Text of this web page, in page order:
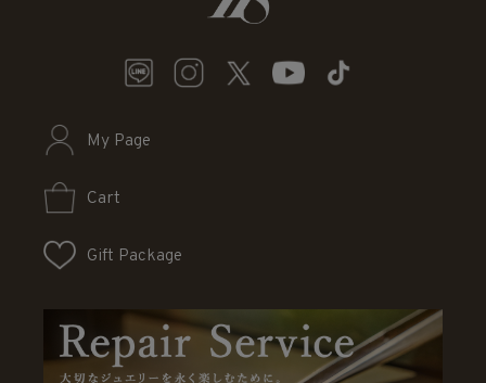
My Page
Cart
Gift Package